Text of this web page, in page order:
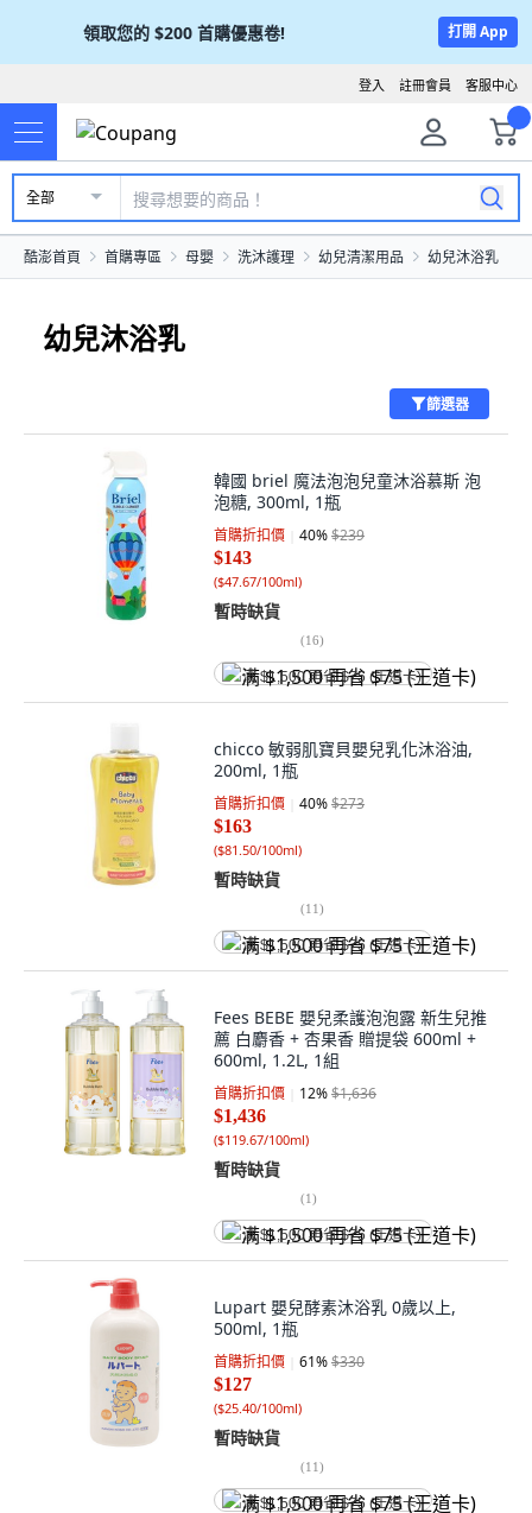
領取您的 $200 首購優惠卷! 打開 App
客服中心
註冊會員
登入
全部
酷澎首頁 首購專區 母嬰 洗沐護理 幼兒清潔用品 幼兒沐浴乳
幼兒沐浴乳
篩選器
韓國 briel 魔法泡泡兒童沐浴慕斯 泡
泡糖, 300ml, 1瓶
首購折扣價 40%$239
$143
($47.67/100ml)
暫時缺貨
(16)
满 $1,500 再省 $75 (王道卡)
chicco 敏弱肌寶貝嬰兒乳化沐浴油,
200ml, 1瓶
首購折扣價 40%$273
$163
($81.50/100ml)
暫時缺貨
(11)
满 $1,500 再省 $75 (王道卡)
Fees BEBE 嬰兒柔護泡泡露 新生兒推
薦 白麝香 + 杏果香 贈提袋 600ml +
600ml, 1.2L, 1組
首購折扣價 12%$1,636
$1,436
($119.67/100ml)
暫時缺貨
(1)
满 $1,500 再省 $75 (王道卡)
Lupart 嬰兒酵素沐浴乳 0歲以上,
500ml, 1瓶
首購折扣價 61%$330
$127
($25.40/100ml)
暫時缺貨
(11)
满 $1,500 再省 $75 (王道卡)